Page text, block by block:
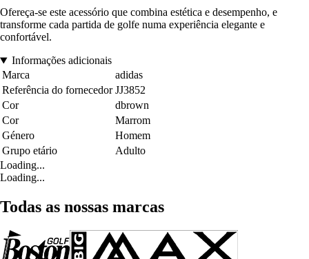
Ofereça-se este acessório que combina estética e desempenho, e
transforme cada partida de golfe numa experiência elegante e
confortável.
Informações adicionais
Marca
adidas
Referência do fornecedor JJ3852
Cor
dbrown
Cor
Marrom
Género
Homem
Grupo etário
Adulto
Loading...
Loading...
Todas as nossas marcas